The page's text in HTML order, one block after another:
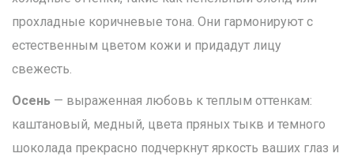
прохладные коричневые тона. Они гармонируют с
естественным цветом кожи и придадут лицу
свежесть.
Осень — выраженная любовь к теплым оттенкам:
каштановый, медный, цвета пряных тыкв и темного
шоколада прекрасно подчеркнут яркость ваших глаз и